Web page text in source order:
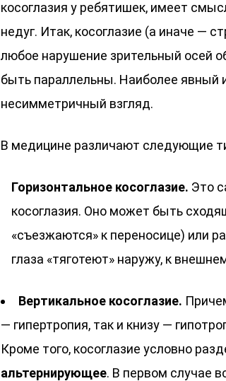
косоглазия у ребятишек, имеет
недуг. Итак, косоглазие (а иначе —
любое нарушение зрительный осей
быть параллельны. Наиболее явный
несимметричный взгляд.
В медицине различают следующие
Горизонтальное косоглазие. Это
косоглазия. Оно может быть
«съезжаются» к переносице) или
глаза «тяготеют» наружу, к
Вертикальное косоглазие.
— гипертропия, так и книзу —
Кроме того, косоглазие условно
альтернирующее. В первом случае